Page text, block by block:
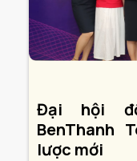
Đại hội
BenThanh
lược mới